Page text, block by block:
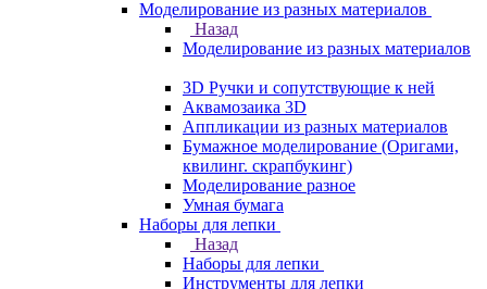
Моделирование из разных материалов
Назад
Моделирование из разных материалов
3D Ручки и сопутствующие к ней
Аквамозаика 3D
Аппликации из разных материалов
Бумажное моделирование (Оригами,
квилинг. скрапбукинг)
Моделирование разное
Умная бумага
Наборы для лепки
Назад
Наборы для лепки
Инструменты для лепки